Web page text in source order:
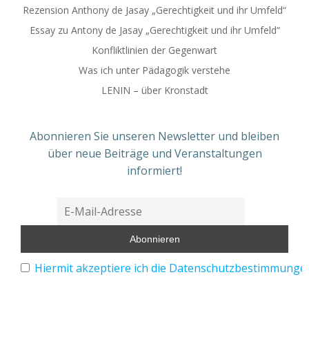
Rezension Anthony de Jasay „Gerechtigkeit und ihr Umfeld“
Essay zu Antony de Jasay „Gerechtigkeit und ihr Umfeld“
Konfliktlinien der Gegenwart
Was ich unter Pädagogik verstehe
LENIN – über Kronstadt
Abonnieren Sie unseren Newsletter und bleiben
über neue Beiträge und Veranstaltungen
informiert!
Hiermit akzeptiere ich die